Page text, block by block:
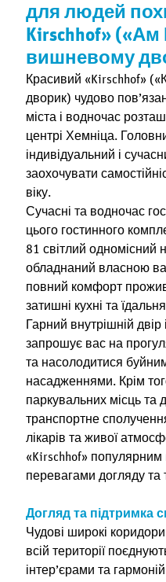
для людей
Kirschhof»
вишневому
Красивий «Kirschhof»
дворик) чудово
міста і водночас
центрі Хемніца.
індивідуальний і
заохочувати
віку.
Сучасні та водночас
цього гостинного
81 світлий одномісний
обладнаний власною
повний комфорт
затишні кухні та
Гарний внутрішній
запрошує вас на
та насолодитися
насадженнями. Крім
паркувальних місць та
транспортне
лікарів та живої
«Kirschhof»
перевагами догляду та
Догляд та підтримка
Чудові широкі
всій території
інтер’єрами та